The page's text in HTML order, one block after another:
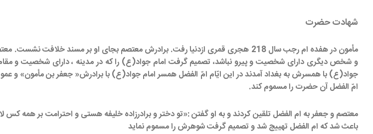
شهادت حضرت
مأمون در هفده ام رجب سال 218 هجری قمری ازدنیا رفت. برادرش معتصم بجای او بر
جواد(ع) با همسرش به بغداد آمدند در این ایّام امّ الفضل همسر امام جواد(ع) با برادرش« جعفر بن مأمون»
امّ الفضل آن حضرت را مسموم کند.
معتصم و جعفر به ام الفضل تلقین کردند و به او گفتن :«تو دختر و برادرزاده خلیفه هستی و احترامت بر همه
باعث شد که ام الفضل تهییج شد و تصمیم گرفت شوهرش را مسموم نماید